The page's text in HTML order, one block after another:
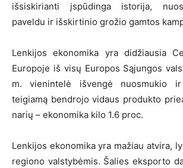
išsiskirianti įspūdinga istorija,
paveldu ir išskirtinio grožio gamtos
Lenkijos ekonomika yra didžiausia
Europoje iš visų Europos Sąjungos
m. vienintelė išvengė nuosmukio ir
teigiamą bendrojo vidaus produkto
narių – ekonomika kilo 1.6 proc.
Lenkijos ekonomika yra mažiau atvira,
regiono valstybėmis. Šalies eksporto